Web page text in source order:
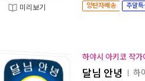
미리보기 양탄자배송 주말
하야시 아키코 작
달님 안녕 하